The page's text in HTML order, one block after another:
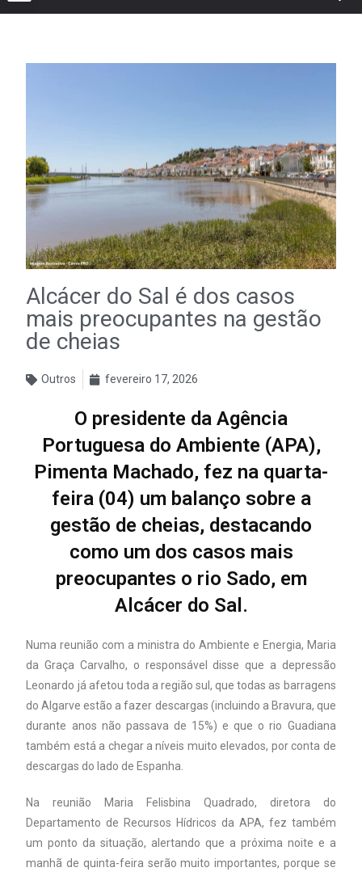
Alcácer do Sal é dos casos
mais preocupantes na gestão
de cheias
Outros fevereiro 17, 2026
O presidente da Agência
Portuguesa do Ambiente (APA),
Pimenta Machado, fez na quarta-
feira (04) um balanço sobre a
gestão de cheias, destacando
como um dos casos mais
preocupantes o rio Sado, em
Alcácer do Sal.
Numa reunião com a ministra do Ambiente e Energia, Maria
da Graça Carvalho, o responsável disse que a depressão
Leonardo já afetou toda a região sul, que todas as barragens
do Algarve estão a fazer descargas (incluindo a Bravura, que
durante anos não passava de 15%) e que o rio Guadiana
também está a chegar a níveis muito elevados, por conta de
descargas do lado de Espanha.
Na reunião Maria Felisbina Quadrado, diretora do
Departamento de Recursos Hídricos da APA, fez também
um ponto da situação, alertando que a próxima noite e a
manhã de quinta-feira serão muito importantes, porque se